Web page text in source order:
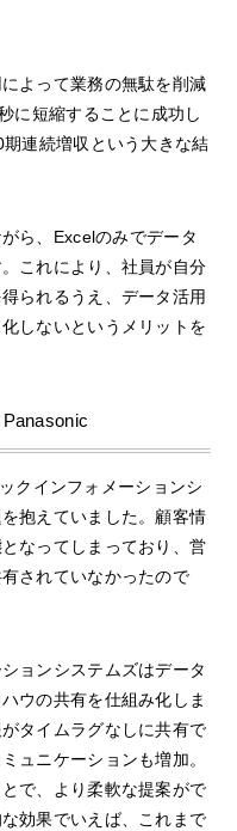
よって業務の無駄を削減
に短縮することに成功し
連続増収という大きな結
ら、Excelのみでデータ
これにより、社員が自分
られるうえ、データ活用
しないというメリットを
クインフォメーションシ
抱えていました。顧客情
なってしまっており、営
されていなかったので
ョンシステムズはデータ
ウの共有を仕組み化しま
タイムラグなしに共有で
ュニケーションも増加。
で、より柔軟な提案がで
効果でいえば、これまで